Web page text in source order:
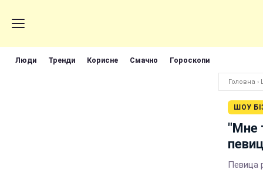
Люди Тренди Корисне Смачно Гороскопи
Головна ›
ШОУ
"Мне
Певица